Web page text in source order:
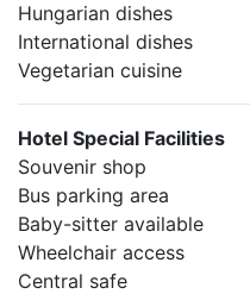
Hungarian dishes
International dishes
Vegetarian cuisine
Hotel Special Facilities
Souvenir shop
Bus parking area
Baby-sitter available
Wheelchair access
Central safe